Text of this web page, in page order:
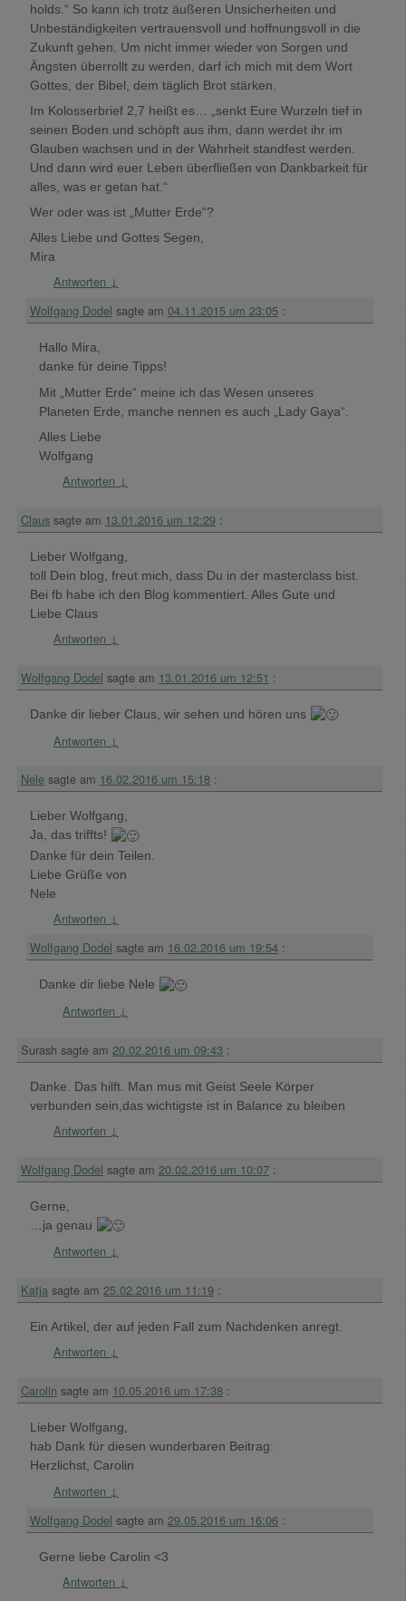
holds.“ So kann ich trotz äußeren Unsicherheiten und
Unbeständigkeiten vertrauensvoll und hoffnungsvoll in die
Zukunft gehen. Um nicht immer wieder von Sorgen und
Ängsten überrollt zu werden, darf ich mich mit dem Wort
Gottes, der Bibel, dem täglich Brot stärken.
Im Kolosserbrief 2,7 heißt es… „senkt Eure Wurzeln tief in
seinen Boden und schöpft aus ihm, dann werdet ihr im
Glauben wachsen und in der Wahrheit standfest werden.
Und dann wird euer Leben überfließen von Dankbarkeit für
alles, was er getan hat.“
Wer oder was ist „Mutter Erde“?
Alles Liebe und Gottes Segen,
Mira
Antworten ↓
Wolfgang Dodel sagte am 04.11.2015 um 23:05 :
Hallo Mira,
danke für deine Tipps!
Mit „Mutter Erde“ meine ich das Wesen unseres
Planeten Erde, manche nennen es auch „Lady Gaya“.
Alles Liebe
Wolfgang
Antworten ↓
Claus sagte am 13.01.2016 um 12:29 :
Lieber Wolfgang,
toll Dein blog, freut mich, dass Du in der masterclass bist.
Bei fb habe ich den Blog kommentiert. Alles Gute und
Liebe Claus
Antworten ↓
Wolfgang Dodel sagte am 13.01.2016 um 12:51 :
Danke dir lieber Claus, wir sehen und hören uns
Antworten ↓
Nele sagte am 16.02.2016 um 15:18 :
Lieber Wolfgang,
Ja, das triffts!
Danke für dein Teilen.
Liebe Grüße von
Nele
Antworten ↓
Wolfgang Dodel sagte am 16.02.2016 um 19:54 :
Danke dir liebe Nele
Antworten ↓
Surash sagte am 20.02.2016 um 09:43 :
Danke. Das hilft. Man mus mit Geist Seele Körper
verbunden sein,das wichtigste ist in Balance zu bleiben
Antworten ↓
Wolfgang Dodel sagte am 20.02.2016 um 10:07 :
Gerne,
…ja genau
Antworten ↓
Katja sagte am 25.02.2016 um 11:19 :
Ein Artikel, der auf jeden Fall zum Nachdenken anregt.
Antworten ↓
Carolin sagte am 10.05.2016 um 17:38 :
Lieber Wolfgang,
hab Dank für diesen wunderbaren Beitrag:
Herzlichst, Carolin
Antworten ↓
Wolfgang Dodel sagte am 29.05.2016 um 16:06 :
Gerne liebe Carolin <3
Antworten ↓